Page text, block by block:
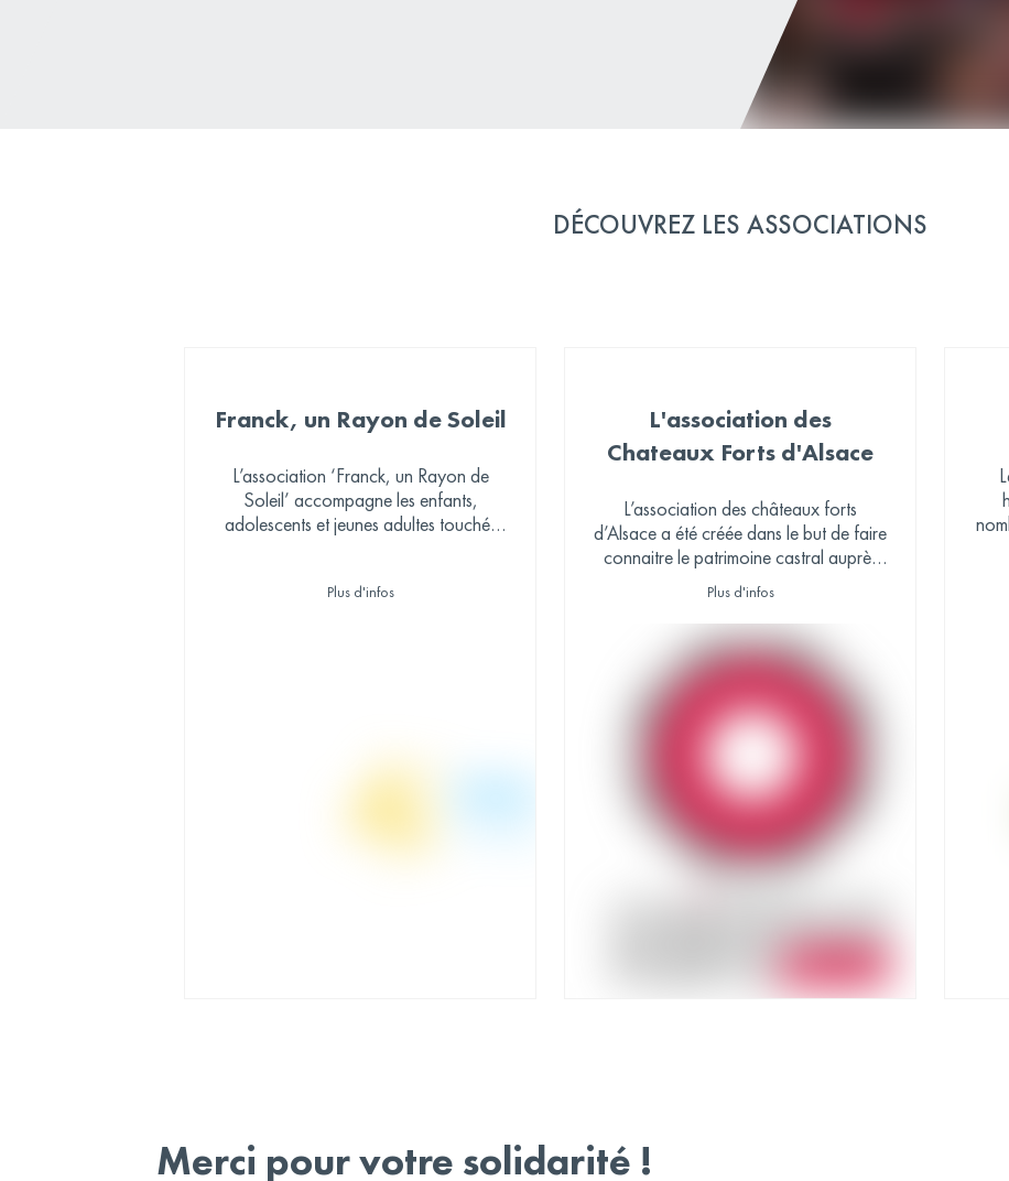
DÉCOUVREZ LES ASSOCIATIONS
Franck, un Rayon de Soleil
L’association ‘Franck, un Rayon de
Soleil’ accompagne les enfants,
adolescents et jeunes adultes touchés
organisera une journée à Europa-Park
Plus d'infos
L'association des
Chateaux Forts d'Alsace
L’association des châteaux forts
d’Alsace a été créée dans le but de faire
connaitre le patrimoine castral auprès
du grand public.
Plus d'infos
Merci pour votre solidarité !